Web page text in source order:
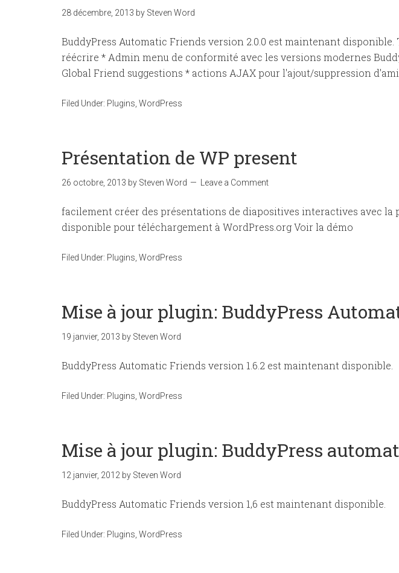
28 décembre, 2013 by Steven Word
BuddyPress Automatic Friends version 2.0.0 est maintenant
réécrire * Admin menu de conformité avec les versions modernes
Global Friend suggestions * actions AJAX pour l'ajout/suppression
Filed Under: Plugins WordPress
Présentation de WP present
26 octobre, 2013 by Steven Word Leave a Comment
facilement créer des présentations de diapositives interactives avec la
disponible pour téléchargement à WordPress.org Voir la démo
Filed Under: Plugins WordPress
Mise à jour plugin: BuddyPress
19 janvier, 2013 by Steven Word
BuddyPress Automatic Friends version 1.6.2 est maintenant disponible.
Filed Under: Plugins WordPress
Mise à jour plugin: BuddyPress
12 janvier, 2012 by Steven Word
BuddyPress Automatic Friends version 1,6 est maintenant disponible.
Filed Under: Plugins WordPress